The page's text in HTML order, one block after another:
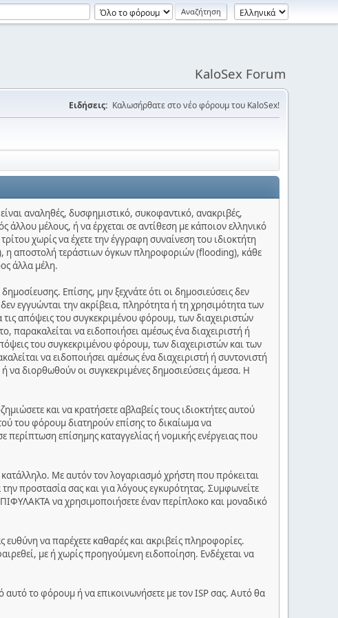
KaloSex Forum
Ειδήσεις: Καλωσήρθατε στο νέο φόρουμ του KaloSex!
αναληθές, δυσφημιστικό, συκοφαντικό, ανακριβές,
μέλους, ή να έρχεται σε αντίθεση με κάποιον ελληνικό
χωρίς να έχετε την έγγραφη συναίνεση του ιδιοκτήτη
η αποστολή τεράστιων όγκων πληροφοριών (flooding), κάθε
άλλα μέλη.
Επίσης, μην ξεχνάτε ότι οι δημοσιεύσεις δεν
εγγυώνται την ακρίβεια, πληρότητα ή τη χρησιμότητα των
απόψεις του συγκεκριμένου φόρουμ, των διαχειριστών
παρακαλείται να ειδοποιήσει αμέσως ένα διαχειριστή ή
του συγκεκριμένου φόρουμ, των διαχειριστών και των
να ειδοποιήσει αμέσως ένα διαχειριστή ή συντονιστή
να διορθωθούν οι συγκεκριμένες δημοσιεύσεις άμεσα. Η
και να κρατήσετε αβλαβείς τους ιδιοκτήτες αυτού
του φόρουμ διατηρούν επίσης το δικαίωμα να
επίσημης καταγγελίας ή νομικής ενέργειας που
Με αυτόν τον λογαριασμό χρήστη που πρόκειται
προστασία σας και για λόγους εγκυρότητας. Συμφωνείτε
να χρησιμοποιήσετε έναν περίπλοκο και μοναδικό
να παρέχετε καθαρές και ακριβείς πληροφορίες.
με ή χωρίς προηγούμενη ειδοποίηση. Ενδέχεται να
το φόρουμ ή να επικοινωνήσετε με τον ISP σας. Αυτό θα